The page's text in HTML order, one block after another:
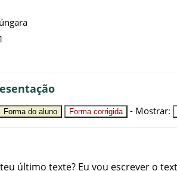
Forma do aluno Forma corrigida - Mostrar:
teu último texte? Eu vou escrever o